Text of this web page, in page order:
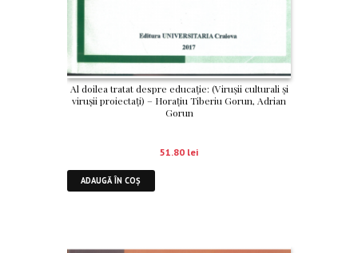
Al doilea tratat despre educație: (Virușii culturali și
virușii proiectați) – Horațiu Tiberiu Gorun, Adrian
Gorun
51.80 lei
ADAUGĂ ÎN COȘ